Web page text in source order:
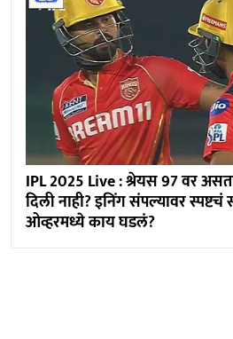
IPL 2025 Live : श्रेयस 97 वर
दिली नाही? इनिंग संपल्यावर
ओव्हरमध्ये काय घडलं?